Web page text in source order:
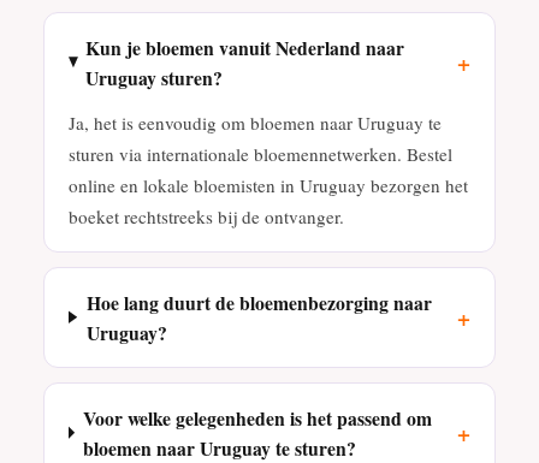
Kun je bloemen vanuit Nederland naar
Uruguay sturen?
+
Ja, het is eenvoudig om bloemen naar Uruguay te
sturen via internationale bloemennetwerken. Bestel
online en lokale bloemisten in Uruguay bezorgen het
boeket rechtstreeks bij de ontvanger.
Hoe lang duurt de bloemenbezorging naar
Uruguay?
+
Voor welke gelegenheden is het passend om
bloemen naar Uruguay te sturen?
+